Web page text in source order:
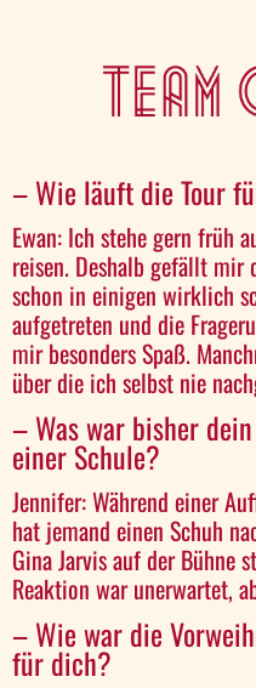
– Wie läuft die Tour
Ewan: Ich stehe gern früh
reisen. Deshalb gefällt mir
schon in einigen wirklich
aufgetreten und die
mir besonders Spaß.
über die ich selbst nie
– Was war bisher
einer Schule?
Jennifer: Während einer
hat jemand einen Schuh
Gina Jarvis auf der Bühne
Reaktion war unerwartet,
– Wie war die
für dich?